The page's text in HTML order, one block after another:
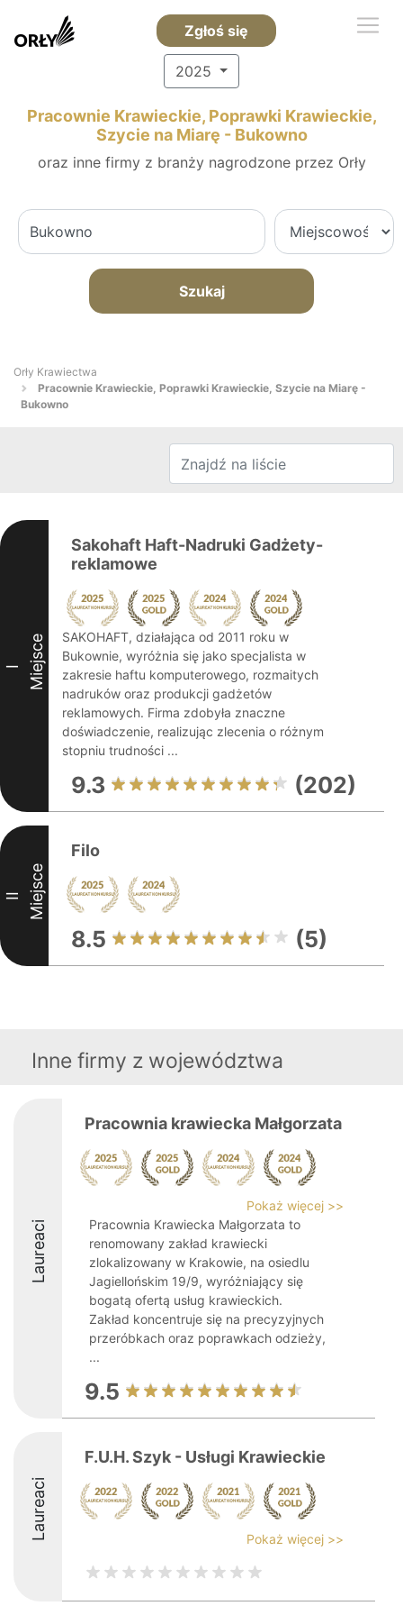
Zgłoś się
2025
Pracownie Krawieckie, Poprawki Krawieckie,
Szycie na Miarę - Bukowno
oraz inne firmy z branży nagrodzone przez Orły
Szukaj
Orły Krawiectwa
Pracownie Krawieckie, Poprawki Krawieckie, Szycie na Miarę -
Bukowno
I Miejsce
Sakohaft Haft-Nadruki Gadżety-
reklamowe
SAKOHAFT, działająca od 2011 roku w
Bukownie, wyróżnia się jako specjalista w
zakresie haftu komputerowego, rozmaitych
nadruków oraz produkcji gadżetów
reklamowych. Firma zdobyła znaczne
doświadczenie, realizując zlecenia o różnym
stopniu trudności ...
9.3 (202)
II Miejsce
Filo
8.5 (5)
Inne firmy z województwa
Laureaci
Pracownia krawiecka Małgorzata
Pokaż więcej >>
Pracownia Krawiecka Małgorzata to
renomowany zakład krawiecki
zlokalizowany w Krakowie, na osiedlu
Jagiellońskim 19/9, wyróżniający się
bogatą ofertą usług krawieckich.
Zakład koncentruje się na precyzyjnych
przeróbkach oraz poprawkach odzieży,
...
9.5
Laureaci
F.U.H. Szyk - Usługi Krawieckie
Pokaż więcej >>